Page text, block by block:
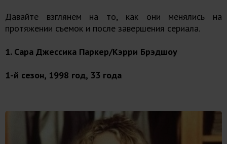
Давайте взглянем на то, как они менялись на
протяжении съемок и после завершения сериала.
1. Сара Джессика Паркер/Кэрри Брэдшоу
1-й сезон, 1998 год, 33 года